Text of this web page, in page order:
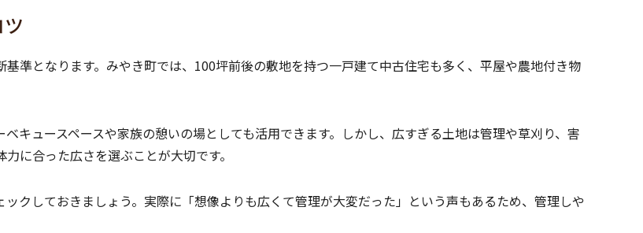
準となります。みやき町では、100坪前後の敷地を持つ一戸建て中古住宅も多く、平屋や農地付き物
キュースペースや家族の憩いの場としても活用できます。しかし、広すぎる土地は管理や草刈り、害
に合った広さを選ぶことが大切です。
クしておきましょう。実際に「想像よりも広くて管理が大変だった」という声もあるため、管理しや